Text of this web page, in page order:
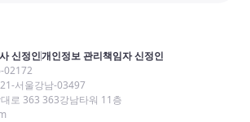
신정인개인정보 관리책임자 신정인
02172
서울강남-03497
로 363 363강남타워 11층